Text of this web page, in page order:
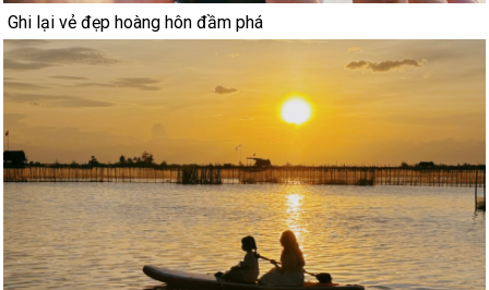
Ghi lại vẻ đẹp hoàng hôn đầm phá